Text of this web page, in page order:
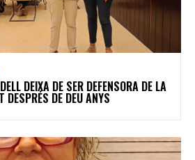
DEIXA DE SER DEFENSORA DE LA
DESPRÉS DE DEU ANYS